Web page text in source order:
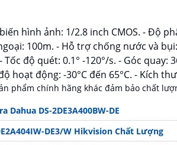
hình ảnh: 1/2.8 inch CMOS. - Độ
100m. - Hỗ trợ chống nước và
Tốc độ quét: 0.1° -120°/s. - Góc quay:
hoạt động: -30°C đến 65°C. - Kích
phẩm chính hãng khác đảm bảo chất
Dahua DS-2DE3A400BW-DE
DE3/W Hikvision Chất Lượng